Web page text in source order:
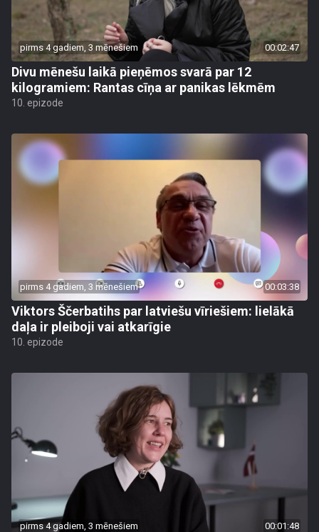
pirms 4 gadiem, 3 mēnešiem 00:02:47
Divu mēnešu laikā pieņēmos svarā par 12
kilogramiem: Rantas cīņa ar panikas lēkmēm
10. epizode
pirms 4 gadiem, 3 mēnešiem 00:03:38
Viktors Ščerbatihs par latviešu vīriešiem: lielākā
daļa ir pleiboji vai atkarīgie
10. epizode
pirms 4 gadiem, 3 mēnešiem 00:01:48